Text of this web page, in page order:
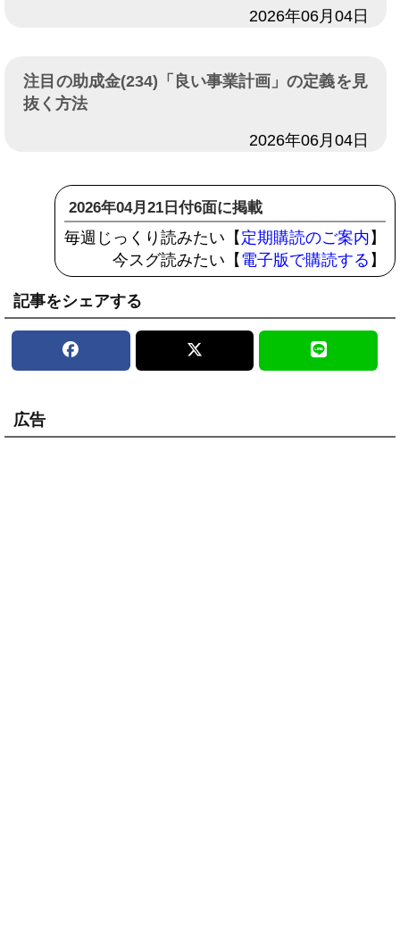
2026年06月04日
注目の助成金(234)「良い事業計画」の定義を見
抜く方法
2026年06月04日
2026年04月21日付6面に掲載
毎週じっくり読みたい【 定期購読のご案内 】
今スグ読みたい【 電子版で購読する 】
記事をシェアする
広告